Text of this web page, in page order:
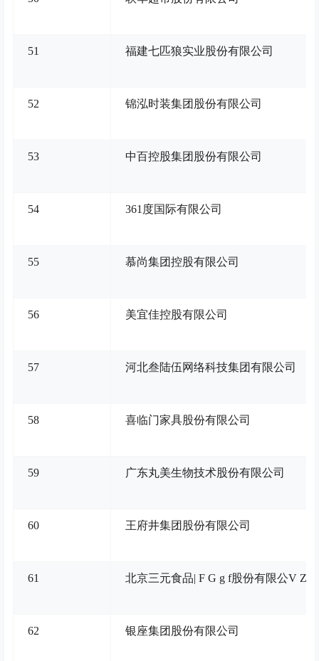
51 福建七匹狼实业股份有限公司
52 锦泓时装集团股份有限公司
53 中百控股集团股份有限公司
54 361度国际有限公司
55 慕尚集团控股有限公司
56 美宜佳控股有限公司
57 河北叁陆伍网络科技集团有限公司
58 喜临门家具股份有限公司
59 广东丸美生物技术股份有限公司
60 王府井集团股份有限公司
61 北京三元食品| F G g f股份有限公V Z C
62 银座集团股份有限公司